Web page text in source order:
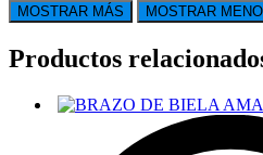
Productos